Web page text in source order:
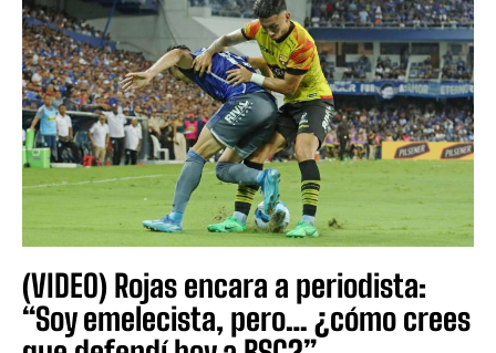
(VIDEO) Rojas encara a periodista:
“Soy emelecista, pero… ¿cómo crees